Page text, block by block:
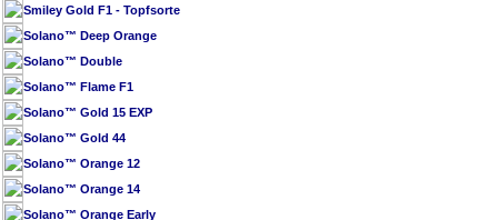
Smiley Gold F1 - Topfsorte
Solano™ Deep Orange
Solano™ Double
Solano™ Flame F1
Solano™ Gold 15 EXP
Solano™ Gold 44
Solano™ Orange 12
Solano™ Orange 14
Solano™ Orange Early